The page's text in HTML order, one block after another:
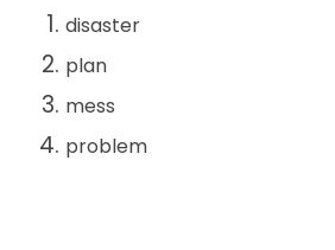
disaster
plan
mess
problem